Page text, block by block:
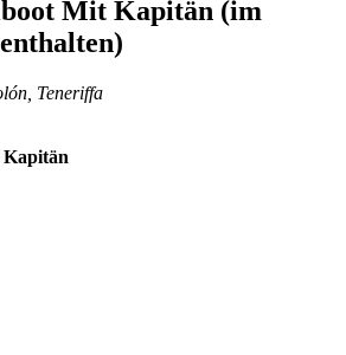
Mit Kapitän (im
Teneriffa
Kapitän